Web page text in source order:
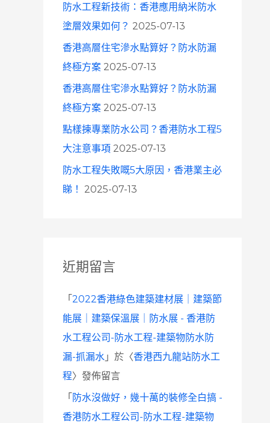
防水工程新技術：香港應用納米防水
塗層效果如何？ 2025-07-13
香港高層住宅滲水點算好？防水防漏
終極方案 2025-07-13
香港高層住宅滲水點算好？防水防漏
終極方案 2025-07-13
點樣揀專業防水公司？香港防水工程5
大注意事項 2025-07-13
防水工程失敗嘅5大原因，香港業主必
睇！
2025-07-13
近期留言
「 2022香港綠色建築建材展｜建築節
能展｜建築保溫展｜防水展 - 香港防
水工程公司-防水工程-建築物防水防
漏-抓漏水 」於〈香港西九龍站防水工
程〉發佈留言
「 防水沒做好，幾十萬的裝修全白搞 -
香港防水工程公司-防水工程-建築物